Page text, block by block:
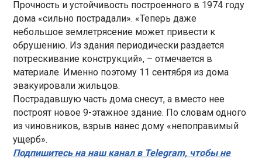
Прочность и устойчивость построенного в 1974 году
дома «сильно пострадали». «Теперь даже
небольшое землетрясение может привести к
обрушению. Из здания периодически раздается
потрескивание конструкций», – отмечается в
материале. Именно поэтому 11 сентября из дома
эвакуировали жильцов.
Пострадавшую часть дома снесут, а вместо нее
построят новое 9-этажное здание. По словам одного
из чиновников, взрыв нанес дому «непоправимый
ущерб».
Подпишитесь на наш канал в Telegram, чтобы не